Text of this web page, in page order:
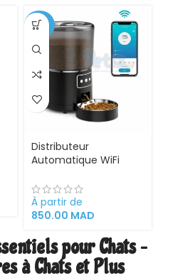
-29%
Distributeur
Automatique WiFi
Chien 4L – Mangeoire
Connectée
Programmable
À partir de
850.00 MAD
pour Chats –
à Chats et Plus